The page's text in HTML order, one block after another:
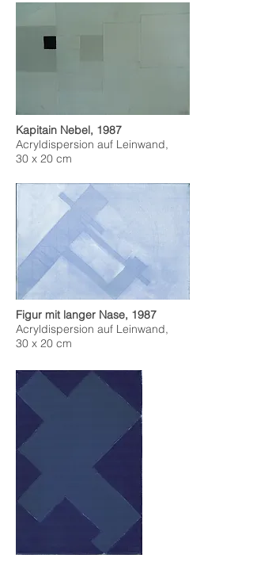
Kapitain Nebel, 1987
Acryldispersion auf Leinwand,
30 x 20 cm
Figur mit langer Nase, 1987
Acryldispersion auf Leinwand,
30 x 20 cm